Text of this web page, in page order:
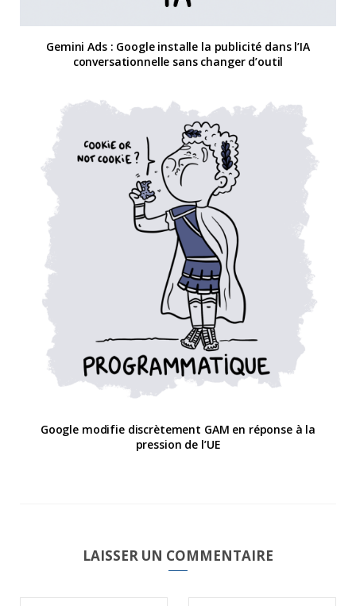
Gemini Ads : Google installe la publicité dans l’IA
conversationnelle sans changer d’outil
Google modifie discrètement GAM en réponse à la
pression de l’UE
LAISSER UN COMMENTAIRE